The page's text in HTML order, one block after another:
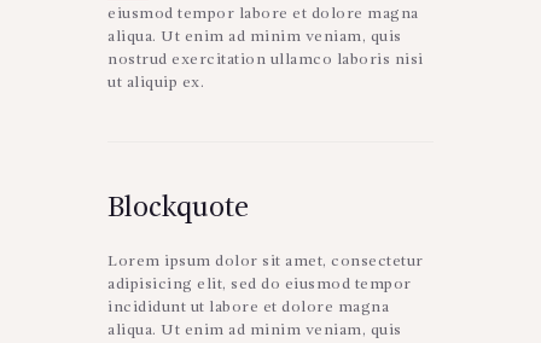
eiusmod tempor labore et dolore magna
aliqua. Ut enim ad minim veniam, quis
nostrud exercitation ullamco laboris nisi
ut aliquip ex.
Blockquote
Lorem ipsum dolor sit amet, consectetur
adipisicing elit, sed do eiusmod tempor
incididunt ut labore et dolore magna
aliqua. Ut enim ad minim veniam, quis